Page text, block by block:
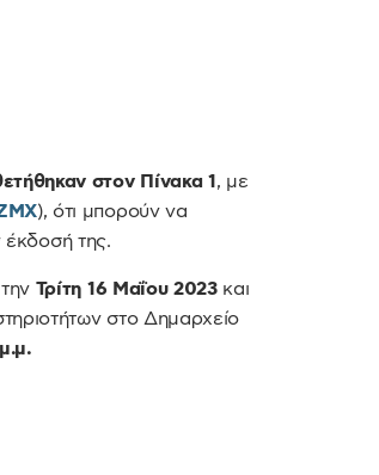
στον Πίνακα 1 , με
), ότι μπορούν να
έκδοσή της.
Τρίτη 16 Μαΐου 2023και
στο Δημαρχείο